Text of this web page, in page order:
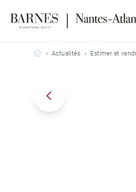
Barnes Nantes-Atlantique
Actualités Estimer et